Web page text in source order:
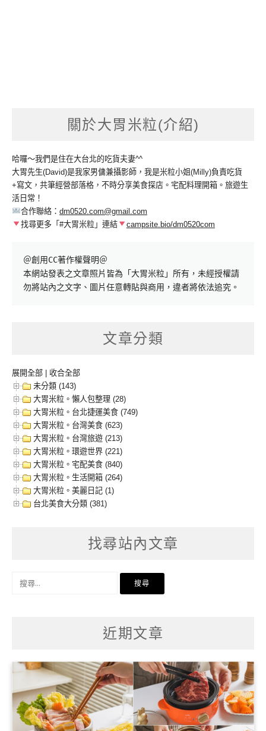
關於大胃米粒(介紹)
哈囉～我們是住在大台北的吃貨夫妻^^
大胃先生(David)是我家男傭兼攝影師，我是米粒小姐(Milly)負責吃貨
+寫文，共筆經營部落格，不時分享美食探店。宅配料理開箱。旅遊生
活日常！
合作聯絡： dm0520.com@gmail.com
找尋更多「#大胃米粒」連結
campsite.bio/dm0520com
＠創用CC著作權聲明＠
本網站發表之文章照片皆為「大胃米粒」所有，未經授權請
勿將站內之文字、圖片任意轉貼與商用，違者將依法追究。
文章分類
展開全部
收合全部
未分類 (143)
大胃米粒。懶人包整理 (28)
大胃米粒。台北捷運美食 (749)
大胃米粒。台灣美食 (623)
大胃米粒。台灣旅遊 (213)
大胃米粒。環遊世界 (221)
大胃米粒。宅配美食 (840)
大胃米粒。生活開箱 (264)
大胃米粒。美麗日記 (1)
台北美食大分類 (381)
找尋站內文章
近期文章